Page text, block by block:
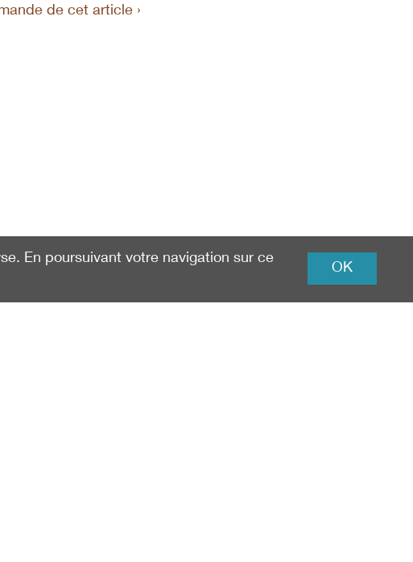
de cet article ›
OK
En poursuivant votre navigation sur ce